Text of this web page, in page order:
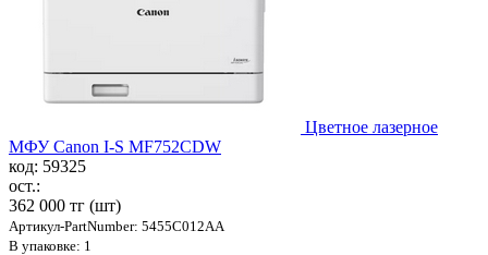
Цветное лазерное
МФУ Canon I-S MF752CDW
код: 59325
ост.:
362 000 тг (шт)
Артикул-PartNumber: 5455C012AA
В упаковке: 1